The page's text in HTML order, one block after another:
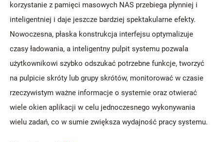
korzystanie z pamięci masowych NAS przebiega płynniej i
inteligentniej i daje jeszcze bardziej spektakularne efekty.
Nowoczesna, płaska konstrukcja interfejsu optymalizuje
czasy ładowania, a inteligentny pulpit systemu pozwala
użytkownikowi szybko odszukać potrzebne funkcje, tworzyć
na pulpicie skróty lub grupy skrótów, monitorować w czasie
rzeczywistym ważne informacje o systemie oraz otwierać
wiele okien aplikacji w celu jednoczesnego wykonywania
wielu zadań, co w sumie zwiększa wydajność pracy systemu.